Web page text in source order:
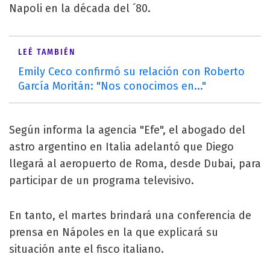
Napoli en la década del ´80.
LEÉ TAMBIÉN
Emily Ceco confirmó su relación con Roberto
García Moritán: "Nos conocimos en..."
Según informa la agencia "Efe", el abogado del
astro argentino en Italia adelantó que Diego
llegará al aeropuerto de Roma, desde Dubai, para
participar de un programa televisivo.
En tanto, el martes brindará una conferencia de
prensa en Nápoles en la que explicará su
situación ante el fisco italiano.